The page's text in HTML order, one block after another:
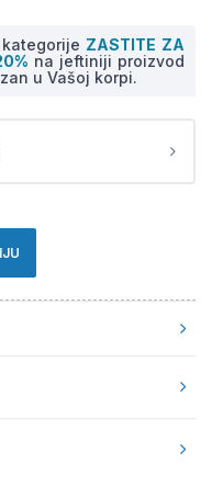
ZASTITE ZA
na jeftiniji proizvod
u Vašoj korpi.